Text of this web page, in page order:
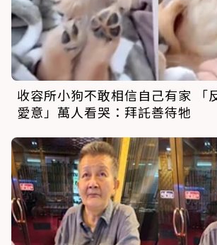
收容所小狗不敢相信自己有家 「
愛意」萬人看哭：拜託善待牠